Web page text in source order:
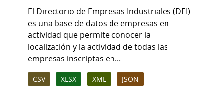
El Directorio de Empresas Industriales (DEI)
es una base de datos de empresas en
actividad que permite conocer la
localización y la actividad de todas las
empresas inscriptas en...
CSV XLSX XML JSON